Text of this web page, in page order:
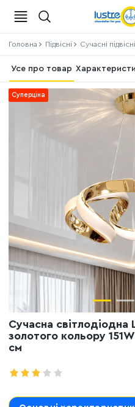
Головна Підвісні Сучасні підвісні
Усе про товар
Суперціна
Сучасна світлодіодна
золотого кольору
см